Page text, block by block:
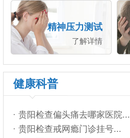
精神压力测试
了解详情
健康科普
· 贵阳检查偏头痛去哪家医院...
· 贵阳检查戒网瘾门诊挂号...